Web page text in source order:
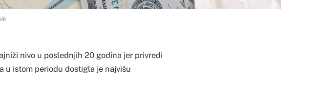
nivo u poslednjih 20 godina jer privredi
u istom periodu dostigla je najvišu